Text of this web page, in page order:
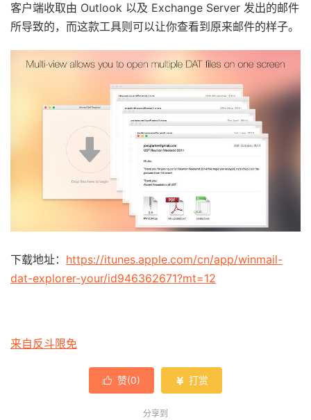
客户端收取由 Outlook 以及 Exchange Server 发出的邮件
所导致的，而这款工具则可以让你查看到原来邮件的样子。
下载地址： https://itunes.apple.com/cn/app/winmail-
dat-explorer-your/id946362671?mt=12
来自反斗限免
 赞(0)  打赏
分享到